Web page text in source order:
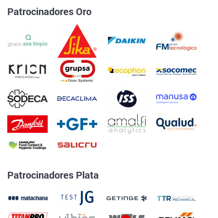
Patrocinadores Oro
Patrocinadores Plata